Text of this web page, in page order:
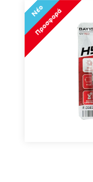
Νέο
Προσφορά